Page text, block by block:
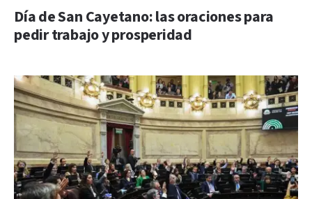
Día de San Cayetano: las oraciones para
pedir trabajo y prosperidad